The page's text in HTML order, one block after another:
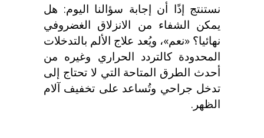
نستنتج إذًا أن إجابة سؤالنا اليوم: هل
يمكن الشفاء من الانزلاق الغضروفي
نهائيا؟«نعم»، ويُعد علاج الألم بالتدخلات
المحدودة كالتردد الحراري وغيره من
أحدث الطرق المتاحة التي لا تحتاج إلى
تدخل جراحي وتُساعد على تخفيف آلام
الظهر.